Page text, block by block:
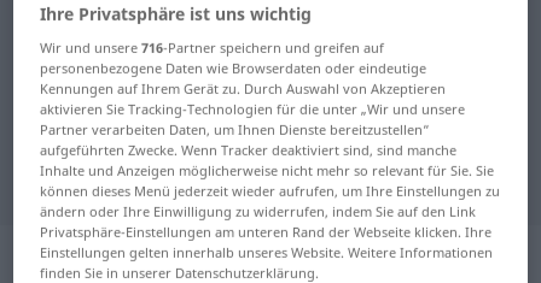
Deutsch-Englisch Übersetzung für
"Gutgläubigkeit"
"Gutgläubigkeit" Englisch
Übersetzung
„Gutgläubigkeit“: Femininum
Ihre Privatsphäre ist uns wichtig
Wir und unsere716-Partner speichern und greifen auf
personenbezogene Daten wie Browserdaten oder eindeutige
Kennungen auf Ihrem Gerät zu. Durch Auswahl von Akzeptieren
aktivieren Sie Tracking-Technologien für die unter „Wir und unsere
Partner verarbeiten Daten, um Ihnen Dienste bereitzustellen“
aufgeführten Zwecke. Wenn Tracker deaktiviert sind, sind manche
Inhalte und Anzeigen möglicherweise nicht mehr so relevant für Sie. Sie
können dieses Menü jederzeit wieder aufrufen, um Ihre Einstellungen zu
ändern oder Ihre Einwilligung zu widerrufen, indem Sie auf den Link
Privatsphäre-Einstellungen am unteren Rand der Webseite klicken. Ihre
Einstellungen gelten innerhalb unseres Website. Weitere Informationen
finden Sie in unserer Datenschutzerklärung.